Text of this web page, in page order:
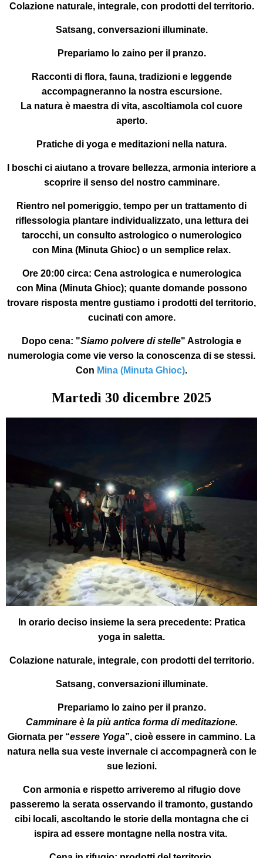
Colazionenaturale, integrale, con prodotti del territorio.
Satsang, conversazioni illuminate.
Prepariamo lo zaino per il pranzo.
Racconti di flora, fauna, tradizioni e leggende
accompagneranno la nostra escursione.
La natura è maestra di vita, ascoltiamola col cuore
aperto.
Pratiche di yoga e meditazioni nella natura.
I boschi ci aiutano a trovare bellezza, armonia interiore a
scoprire il senso del nostro camminare.
Rientro nel pomeriggio, tempo per un trattamento di
riflessologia plantare individualizzato, una lettura dei
tarocchi, un consulto astrologico o numerologico
con Mina (Minuta Ghioc) o un semplice relax.
Ore 20:00 circa: Cena astrologica e numerologica
con Mina (Minuta Ghioc); quante domande possono
trovare risposta mentre gustiamo i prodotti del territorio,
cucinati con amore.
Dopo cena: "Siamo polvere di stelle" Astrologia e
numerologia come vie verso la conoscenza di se stessi.
Con Mina (Minuta Ghioc).
Martedì 30 dicembre 2025
In orario deciso insieme la sera precedente: Pratica
yoga in saletta.
Colazionenaturale, integrale, con prodotti del territorio.
Satsang, conversazioni illuminate.
Prepariamo lo zaino per il pranzo.
Camminare è la più antica forma di meditazione.
Giornata per “essere Yoga”, cioè essere in cammino. La
natura nella sua veste invernale ci accompagnerà con le
sue lezioni.
Con armonia e rispetto arriveremo al rifugio dove
passeremo la serata osservando il tramonto, gustando
cibi locali, ascoltando le storie della montagna che ci
ispira ad essere montagne nella nostra vita.